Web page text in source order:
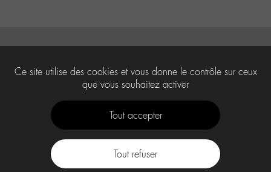
Ce site utilise des cookies et vous donne le contrôle sur ceux
que vous souhaitez activer
Tout accepter
Tout refuser